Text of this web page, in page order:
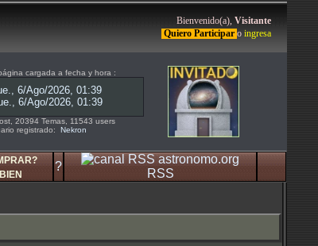
Bienvenido(a), Visitante
Quiero Participar o ingresa
cargada a fecha y hora :
20394 Temas, 11543 users
registrado: Nekron
?
RSS